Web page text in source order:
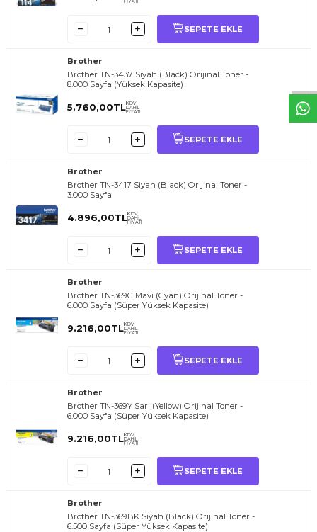
SEPETE EKLE
Brother
Brother TN-3437 Siyah (Black) Orijinal Toner -
8.000 Sayfa (Yüksek Kapasite)
5.760,00TLKDV
DAHİL
FİYATI
SEPETE EKLE
Brother
Brother TN-3417 Siyah (Black) Orijinal Toner -
3.000 Sayfa
4.896,00TLKDV
DAHİL
FİYATI
SEPETE EKLE
Brother
Brother TN-369C Mavi (Cyan) Orijinal Toner -
6.000 Sayfa (Süper Yüksek Kapasite)
9.216,00TLKDV
DAHİL
FİYATI
SEPETE EKLE
Brother
Brother TN-369Y Sarı (Yellow) Orijinal Toner -
6.000 Sayfa (Süper Yüksek Kapasite)
9.216,00TLKDV
DAHİL
FİYATI
SEPETE EKLE
Brother
Brother TN-369BK Siyah (Black) Orijinal Toner -
6.500 Sayfa (Süper Yüksek Kapasite)